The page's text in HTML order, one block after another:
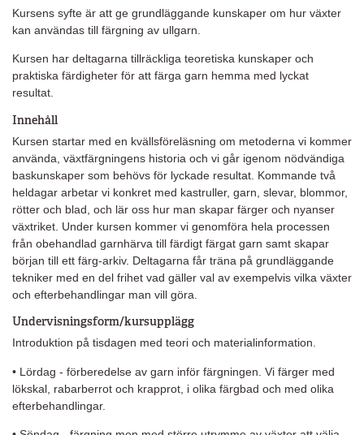
Kursens syfte är att ge grundläggande kunskaper om hur växter
kan användas till färgning av ullgarn.
Kursen har deltagarna tillräckliga teoretiska kunskaper och
praktiska färdigheter för att färga garn hemma med lyckat
resultat.
Innehåll
Kursen startar med en kvällsföreläsning om metoderna vi kommer
använda, växtfärgningens historia och vi går igenom nödvändiga
baskunskaper som behövs för lyckade resultat. Kommande två
heldagar arbetar vi konkret med kastruller, garn, slevar, blommor,
rötter och blad, och lär oss hur man skapar färger och nyanser
växtriket. Under kursen kommer vi genomföra hela processen
från obehandlad garnhärva till färdigt färgat garn samt skapar
början till ett färg-arkiv. Deltagarna får träna på grundläggande
tekniker med en del frihet vad gäller val av exempelvis vilka växter
och efterbehandlingar man vill göra.
Undervisningsform/kursupplägg
Introduktion på tisdagen med teori och materialinformation.
• Lördag - förberedelse av garn inför färgningen. Vi färger med
lökskal, rabarberrot och krapprot, i olika färgbad och med olika
efterbehandlingar.